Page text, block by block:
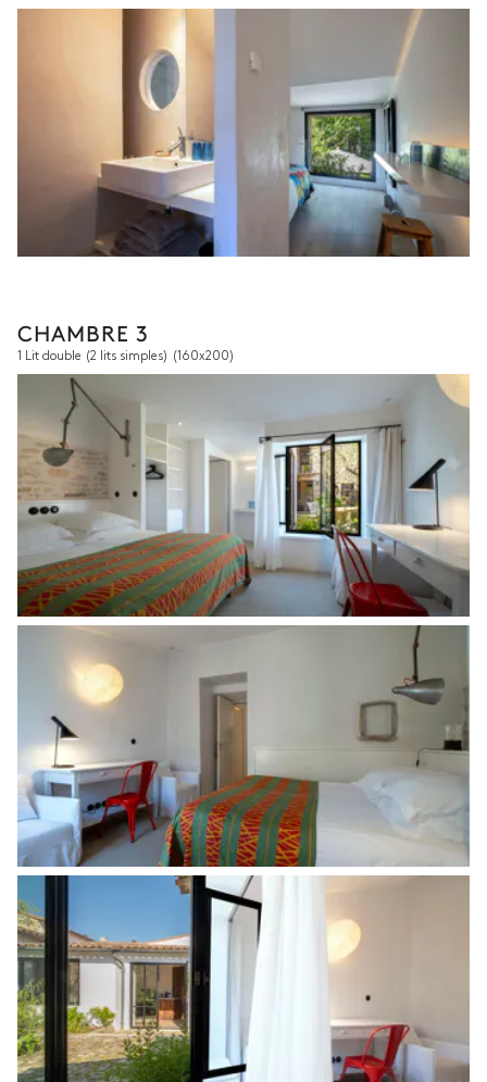
CHAMBRE 3
1 Lit double (2 lits simples) (160x200)